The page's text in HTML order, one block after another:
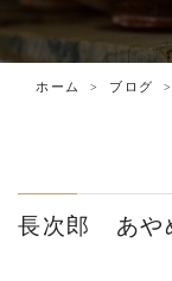
ホーム ブログ
長次郎 あや